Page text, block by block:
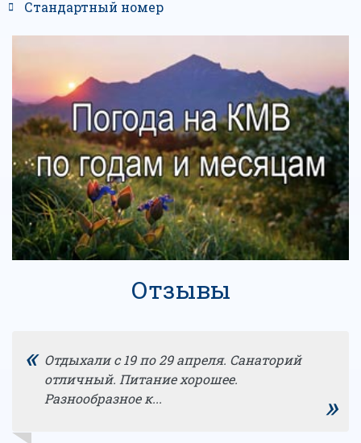
Стандартный номер
Отзывы
« Отдыхали с 19 по 29 апреля. Санаторий
отличный. Питание хорошее.
Разнообразное к...
»